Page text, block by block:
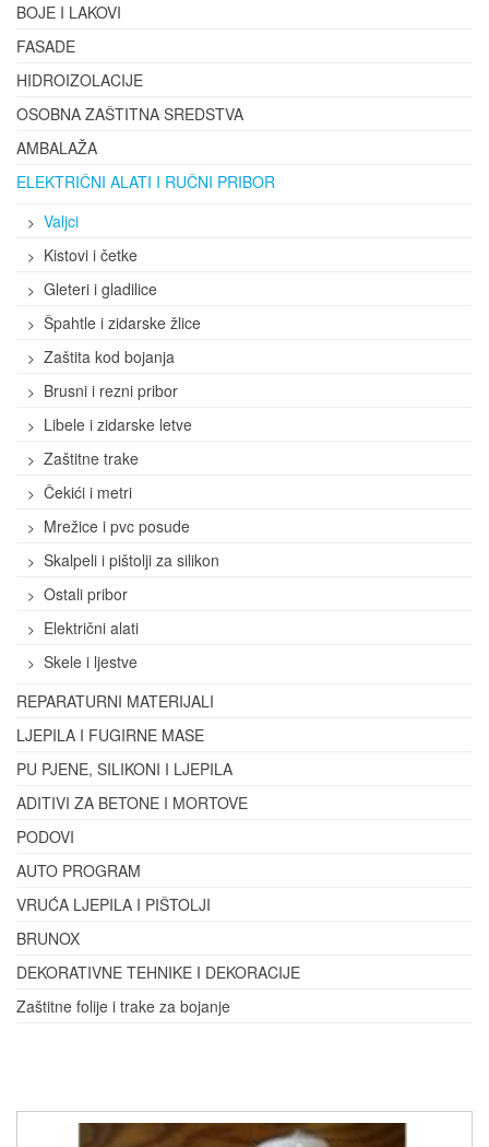
BOJE I LAKOVI
FASADE
HIDROIZOLACIJE
OSOBNA ZAŠTITNA SREDSTVA
AMBALAŽA
ELEKTRIČNI ALATI I RUČNI PRIBOR
Valjci
Kistovi i četke
Gleteri i gladilice
Špahtle i zidarske žlice
Zaštita kod bojanja
Brusni i rezni pribor
Libele i zidarske letve
Zaštitne trake
Čekići i metri
Mrežice i pvc posude
Skalpeli i pištolji za silikon
Ostali pribor
Električni alati
Skele i ljestve
REPARATURNI MATERIJALI
LJEPILA I FUGIRNE MASE
PU PJENE, SILIKONI I LJEPILA
ADITIVI ZA BETONE I MORTOVE
PODOVI
AUTO PROGRAM
VRUĆA LJEPILA I PIŠTOLJI
BRUNOX
DEKORATIVNE TEHNIKE I DEKORACIJE
Zaštitne folije i trake za bojanje